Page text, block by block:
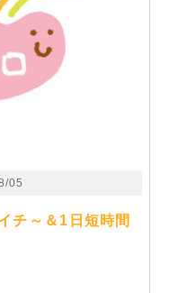
05
チ～＆1日短時間